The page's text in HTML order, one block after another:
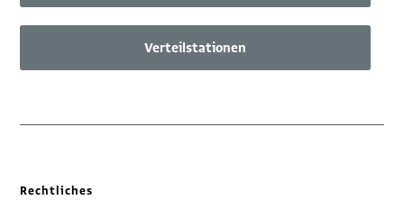
Verteilstationen
Rechtliches